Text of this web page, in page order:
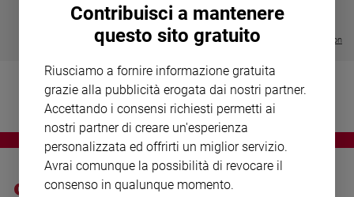
giorno
giorno
- VOL DA 1 AL 5
€ 64,50
Visualizza tutte le collection
Contribuisci a mantenere
questo sito gratuito
Riusciamo a fornire informazione gratuita
grazie alla pubblicità erogata dai nostri partner.
Accettando i consensi richiesti permetti ai
nostri partner di creare un'esperienza
personalizzata ed offrirti un miglior servizio.
Avrai comunque la possibilità di revocare il
consenso in qualunque momento.